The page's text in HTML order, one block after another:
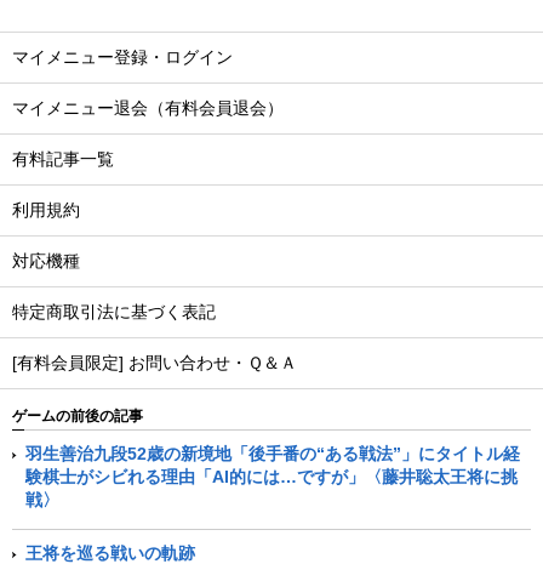
マイメニュー登録・ログイン
マイメニュー退会（有料会員退会）
有料記事一覧
利用規約
対応機種
特定商取引法に基づく表記
[有料会員限定] お問い合わせ・Ｑ＆Ａ
ゲームの前後の記事
羽生善治九段52歳の新境地「後手番の“ある戦法”」にタイトル経
験棋士がシビれる理由「AI的には…ですが」〈藤井聡太王将に挑
戦〉
王将を巡る戦いの軌跡